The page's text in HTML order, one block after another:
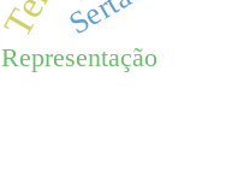
Representação